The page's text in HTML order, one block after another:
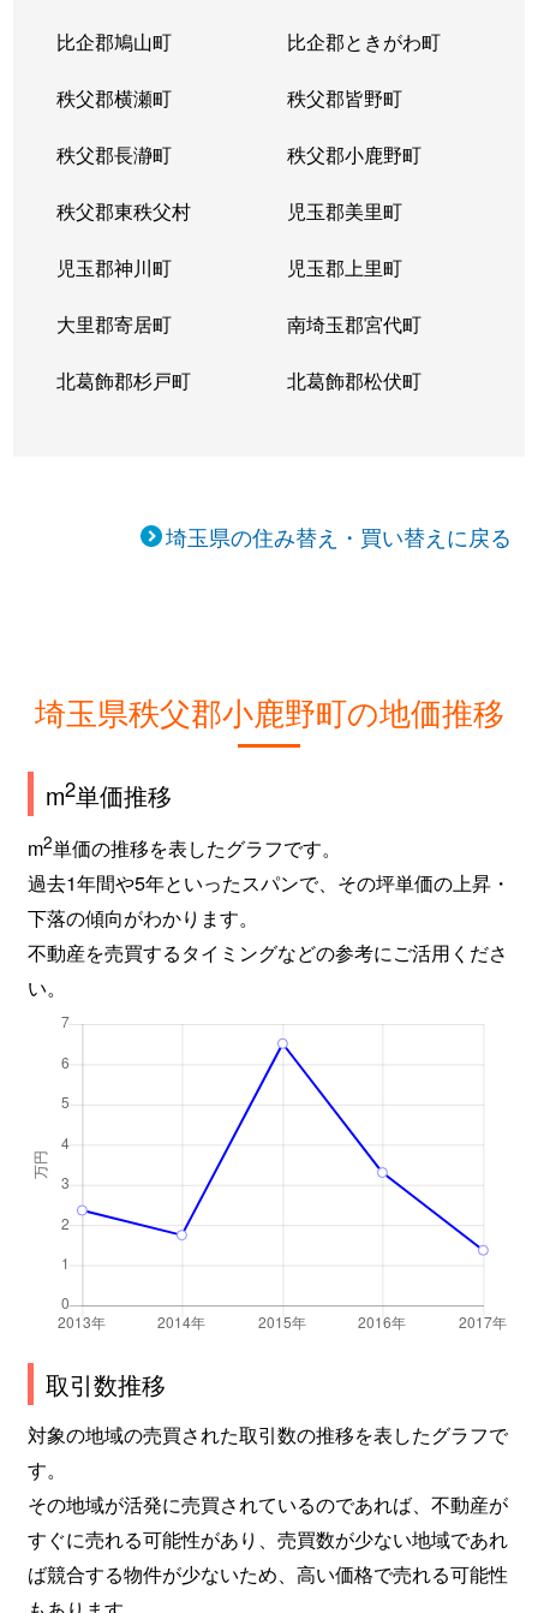
比企郡鳩山町 比企郡ときがわ町
秩父郡横瀬町 秩父郡皆野町
秩父郡長瀞町 秩父郡小鹿野町
秩父郡東秩父村 児玉郡美里町
児玉郡神川町 児玉郡上里町
大里郡寄居町 南埼玉郡宮代町
北葛飾郡杉戸町 北葛飾郡松伏町
埼玉県の住み替え・買い替えに戻る
埼玉県秩父郡小鹿野町の地価推移
m2単価推移
m2単価の推移を表したグラフです。
過去1年間や5年といったスパンで、その坪単価の上昇・
下落の傾向がわかります。
不動産を売買するタイミングなどの参考にご活用くださ
い。
取引数推移
対象の地域の売買された取引数の推移を表したグラフで
す。
その地域が活発に売買されているのであれば、不動産が
すぐに売れる可能性があり、売買数が少ない地域であれ
ば競合する物件が少ないため、高い価格で売れる可能性